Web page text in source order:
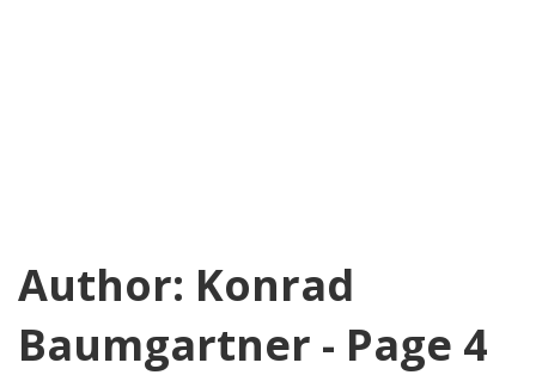
Author: Konrad
Baumgartner - Page 4